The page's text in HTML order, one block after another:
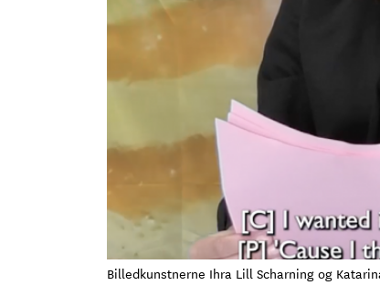
Billedkunstnerne Ihra Lill Scharning og